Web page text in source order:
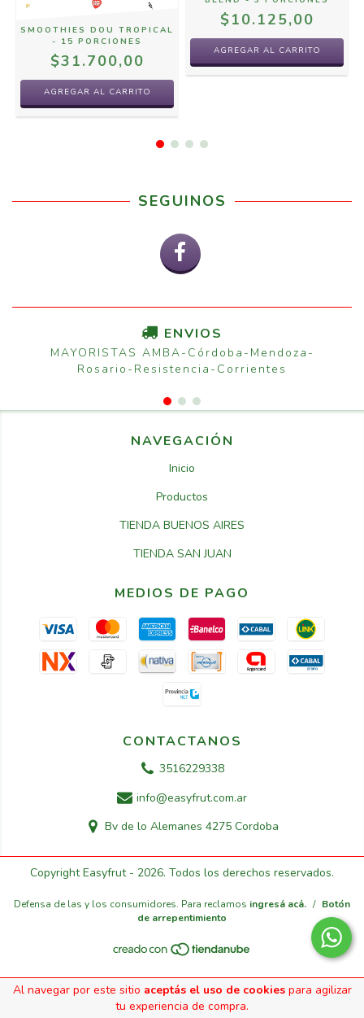
Al navegar por este sitio aceptás el uso de cookiespara agilizar
tu experiencia de compra.
SMOOTHIES DOU TROPICAL
- 15 PORCIONES
$31.700,00
$10.125,00
SEGUINOS
ENVIOS
MAYORISTAS AMBA-Córdoba-Mendoza-
Rosario-Resistencia-Corrientes
NAVEGACIÓN
Inicio
Productos
TIENDA BUENOS AIRES
TIENDA SAN JUAN
MEDIOS DE PAGO
CONTACTANOS
3516229338
info@easyfrut.com.ar
Bv de lo Alemanes 4275 Cordoba
Copyright Easyfrut - 2026. Todos los derechos reservados.
Defensa de las y los consumidores. Para reclamos ingresá acá. / Botón
de arrepentimiento